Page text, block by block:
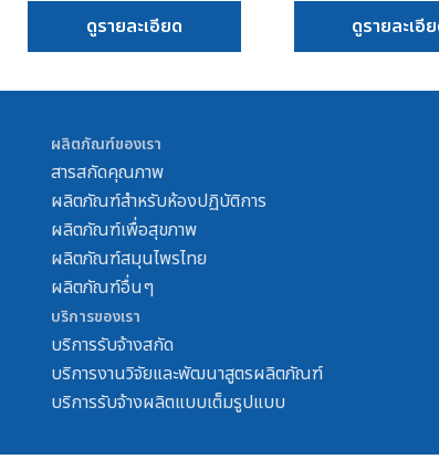
ดูรายละเอียด ดูรายละเอี
ผลิตภัณฑ์ของเรา
สารสกัดคุณภาพ
ผลิตภัณฑ์สำหรับห้องปฏิบัติการ
ผลิตภัณฑ์เพื่อสุขภาพ
ผลิตภัณฑ์สมุนไพรไทย
ผลิตภัณฑ์อื่นๆ
บริการของเรา
บริการรับจ้างสกัด
บริการงานวิจัยและพัฒนาสูตรผลิตภัณฑ์
บริการรับจ้างผลิตแบบเต็มรูปแบบ